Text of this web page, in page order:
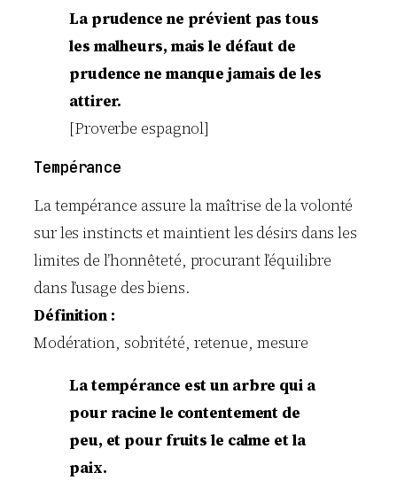
La prudence ne prévient pas tous
les malheurs, mais le défaut de
prudence ne manque jamais de les
attirer.
[Proverbe espagnol]
Tempérance
La tempérance assure la maîtrise de la volonté
sur les instincts et maintient les désirs dans les
limites de l’honnêteté, procurant l’équilibre
dans l’usage des biens.
Définition :
Modération, sobritété, retenue, mesure
La tempérance est un arbre qui a
pour racine le contentement de
peu, et pour fruits le calme et la
paix.